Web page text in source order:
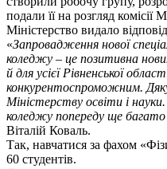
подали її на розгляд комісії
Міністерство видало
«Запровадження нової
коледжу – це позитивна
й для усієї Рівненської
конкурентоспроможним.
Міністерству освіти і
коледжу попереду ще багато
Віталій Коваль.
Так, навчатися за фахом
60 студентів.